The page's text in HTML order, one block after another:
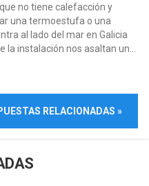
no tiene calefacción y
una termoestufa o una
al lado del mar en Galicia
instalación nos asaltan un...
RELACIONADAS »